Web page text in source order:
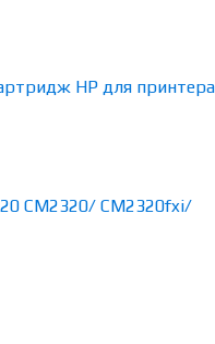
HP для